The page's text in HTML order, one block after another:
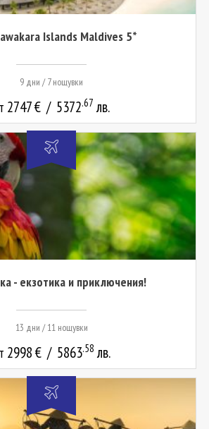
Islands Maldives 5*
9 дни / 7 нощувки
2747€ / 5372.67 лв.
- екзотика и приключения!
13 дни / 11 нощувки
2998€ / 5863.58 лв.